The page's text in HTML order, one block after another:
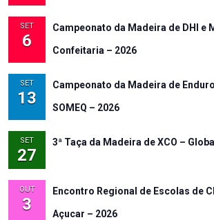
SET
6
Campeonato da Madeira de DHI e
Confeitaria – 2026
SET
13
Campeonato da Madeira de
SOMEQ – 2026
SET
27
3ª Taça da Madeira de XCO –
OUT
3
Encontro Regional de Escolas de
Açucar – 2026